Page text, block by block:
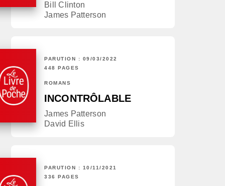
Bill Clinton
James Patterson
PARUTION : 09/03/2022
448 PAGES
ROMANS
INCONTRÔLABLE
James Patterson
David Ellis
PARUTION : 10/11/2021
336 PAGES